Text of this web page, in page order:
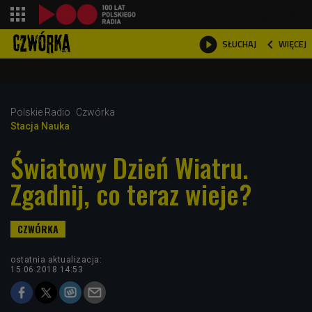
 SŁUCHAJ  WIĘCEJ

Polskie Radio
Czwórka
Stacja Nauka
Światowy Dzień Wiatru.
Zgadnij, co teraz wieje?
ostatnia aktualizacja:
15.06.2018 14:53